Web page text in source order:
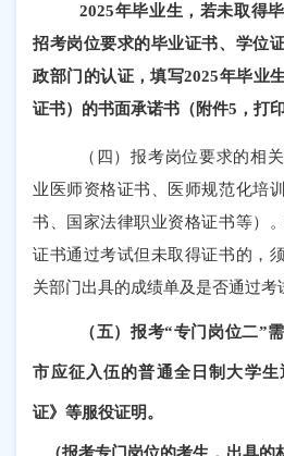
2025年毕业生，若未取得
招考岗位要求的毕业证书、学位
政部门的认证，填写2025年毕业
证书）的书面承诺书（附件5，打
（四）报考岗位要求的相
业医师资格证书、医师规范化培
书、国家法律职业资格证书等）
证书通过考试但未取得证书的，
关部门出具的成绩单及是否通过考
（五）报考“专门岗位二”
市应征入伍的普通全日制大学
证》等服役证明。
（报考专门岗位的考生，出具的